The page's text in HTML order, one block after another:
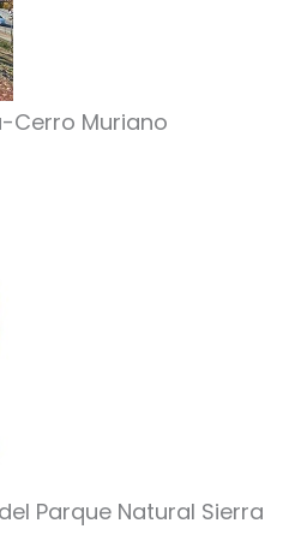
Cerro Muriano
Parque Natural Sierra